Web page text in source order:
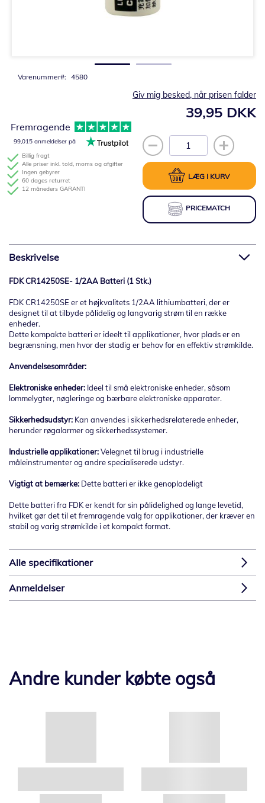
Varenummer 4580
39,95 DKK
Giv mig besked, når prisen falder
LÆG I KURV
PRICEMATCH
Billig fragt
Alle priser inkl. told, moms og afgifter
Ingen gebyrer
60 dages returret
12 måneders GARANTI
Fremragende
99,015 anmeldelser på
Beskrivelse
FDK CR14250SE- 1/2AA Batteri (1 Stk.)
FDK CR14250SE er et højkvalitets 1/2AA lithiumbatteri, der er
designet til at tilbyde pålidelig og langvarig strøm til en række
enheder.
Dette kompakte batteri er ideelt til applikationer, hvor plads er en
begrænsning, men hvor der stadig er behov for en effektiv strømkilde.
Anvendelsesområder:
Elektroniske enheder: Ideel til små elektroniske enheder, såsom
lommelygter, nøgleringe og bærbare elektroniske apparater.
Sikkerhedsudstyr: Kan anvendes i sikkerhedsrelaterede enheder,
herunder røgalarmer og sikkerhedssystemer.
Industrielle applikationer:Velegnet til brug i industrielle
måleinstrumenter og andre specialiserede udstyr.
Vigtigt at bemærke: Dette batteri er ikke genopladeligt
Dette batteri fra FDK er kendt for sin pålidelighed og lange levetid,
hvilket gør det til et fremragende valg for applikationer, der kræver en
stabil og varig strømkilde i et kompakt format.
Alle specifikationer
Anmeldelser
Andre kunder købte også